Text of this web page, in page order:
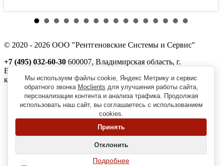
© 2020 - 2026 ООО "Рентгеновские Системы и Сервис"
+7 (495) 032-60-30 600007, Владимирская область, г.
Владимир, ул. Северная, д. 1м,
корп. 11, пом. 41
Реквизиты
Политика обработки персональных данных
Пользовательское соглашение
Согласие на получение рекламно-информационной рассылки
Мы используем файлы cookie, Яндекс Метрику и сервис
обратного звонка Moclients для улучшения работы сайта,
персонализации контента и анализа трафика. Продолжая
использовать наш сайт, вы соглашаетесь с использованием
cookies.
Принять
Отклонить
Подробнее